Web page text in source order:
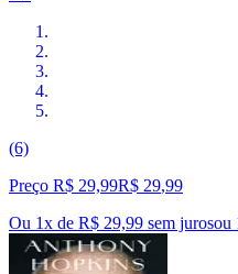
(6)
Preço R$ 29,99R$ 29,99
Ou 1x de R$ 29,99 sem jurosou